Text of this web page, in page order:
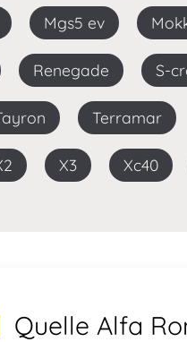
Mgs5 ev
Renegade S-
Tayron Terramar
X2 X3 Xc40
Quelle Alfa